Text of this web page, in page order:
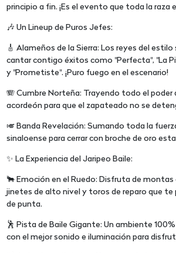
principio a fin. ¡Es el evento que toda la raza
🎶 Un Lineup de Puros Jefes:
🎸 Alameños de la Sierra: Los reyes del estilo
cantar contigo éxitos como "Perfecta", "La
y "Prometiste". ¡Puro fuego en el escenario!
🪗 Cumbre Norteña: Trayendo todo el poder
acordeón para que el zapateado no se
🎺 Banda Revelación: Sumando toda la
sinaloense para cerrar con broche de oro
✨ La Experiencia del Jaripeo Baile:
🐂 Emoción en el Ruedo: Disfruta de
jinetes de alto nivel y toros de reparo que te
de punta.
🕺 Pista de Baile Gigante: Un ambiente
con el mejor sonido e iluminación para